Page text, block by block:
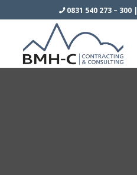
0831 540 273 – 300|